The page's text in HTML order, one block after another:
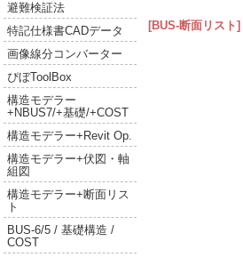
避難検証法
特記仕様書CADデータ
画像線分コンバーター
ぴぼToolBox
構造モデラー
+NBUS7/+基礎/+COST
構造モデラー+Revit Op.
構造モデラー+伏図・軸
組図
構造モデラー+断面リス
ト
BUS-6/5 / 基礎構造 /
COST
[BUS-断面リスト]